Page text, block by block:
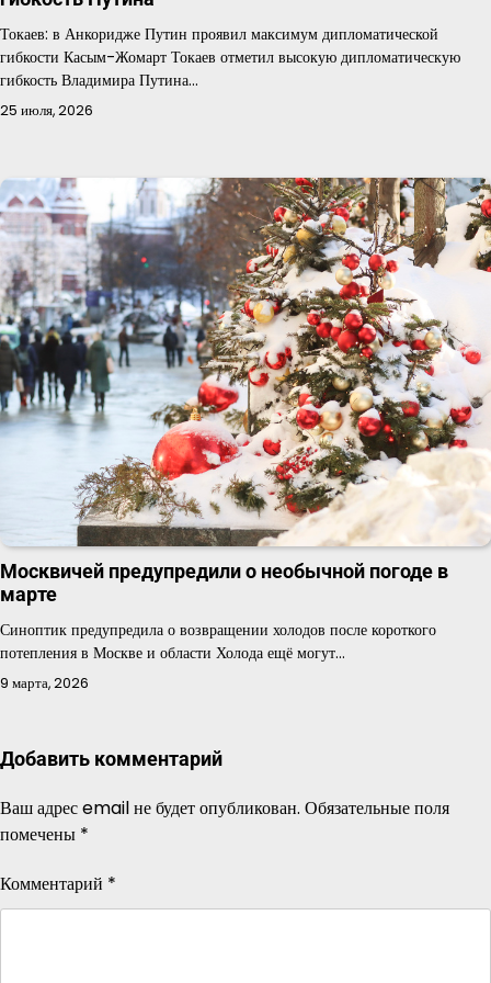
Токаев: в Анкоридже Путин проявил максимум дипломатической
гибкости Касым-Жомарт Токаев отметил высокую дипломатическую
гибкость Владимира Путина…
25 июля, 2026
Москвичей предупредили о необычной погоде в
марте
Синоптик предупредила о возвращении холодов после короткого
потепления в Москве и области Холода ещё могут…
9 марта, 2026
Добавить комментарий
Ваш адрес email не будет опубликован. Обязательные поля
помечены *
Комментарий *